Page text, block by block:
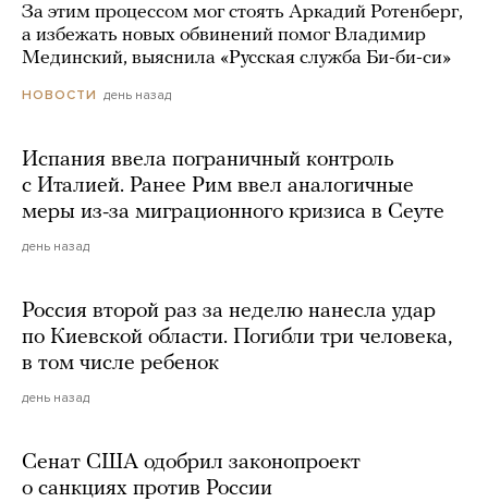
За этим процессом мог стоять Аркадий Ротенберг,
а избежать новых обвинений помог Владимир
Мединский, выяснила «Русская служба Би-би-си»
НОВОСТИ день назад
Испания ввела пограничный контроль
с Италией. Ранее Рим ввел аналогичные
меры из-за миграционного кризиса в Сеуте
день назад
Россия второй раз за неделю нанесла удар
по Киевской области. Погибли три человека,
в том числе ребенок
день назад
Сенат США одобрил законопроект
о санкциях против России